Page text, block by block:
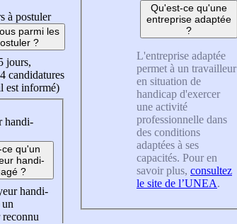
à postuler
parmi les
?
jours,
candidatures
est informé)
handi-
qu'un
handi-
?
handi-
un
Qu'est-ce qu'une
entreprise adaptée
?
L'entreprise adaptée
permet à un travailleur
en situation de
handicap d'exercer
une activité
professionnelle dans
des conditions
adaptées à ses
capacités. Pour en
savoir plus, consultez
le site de l’UNEA.